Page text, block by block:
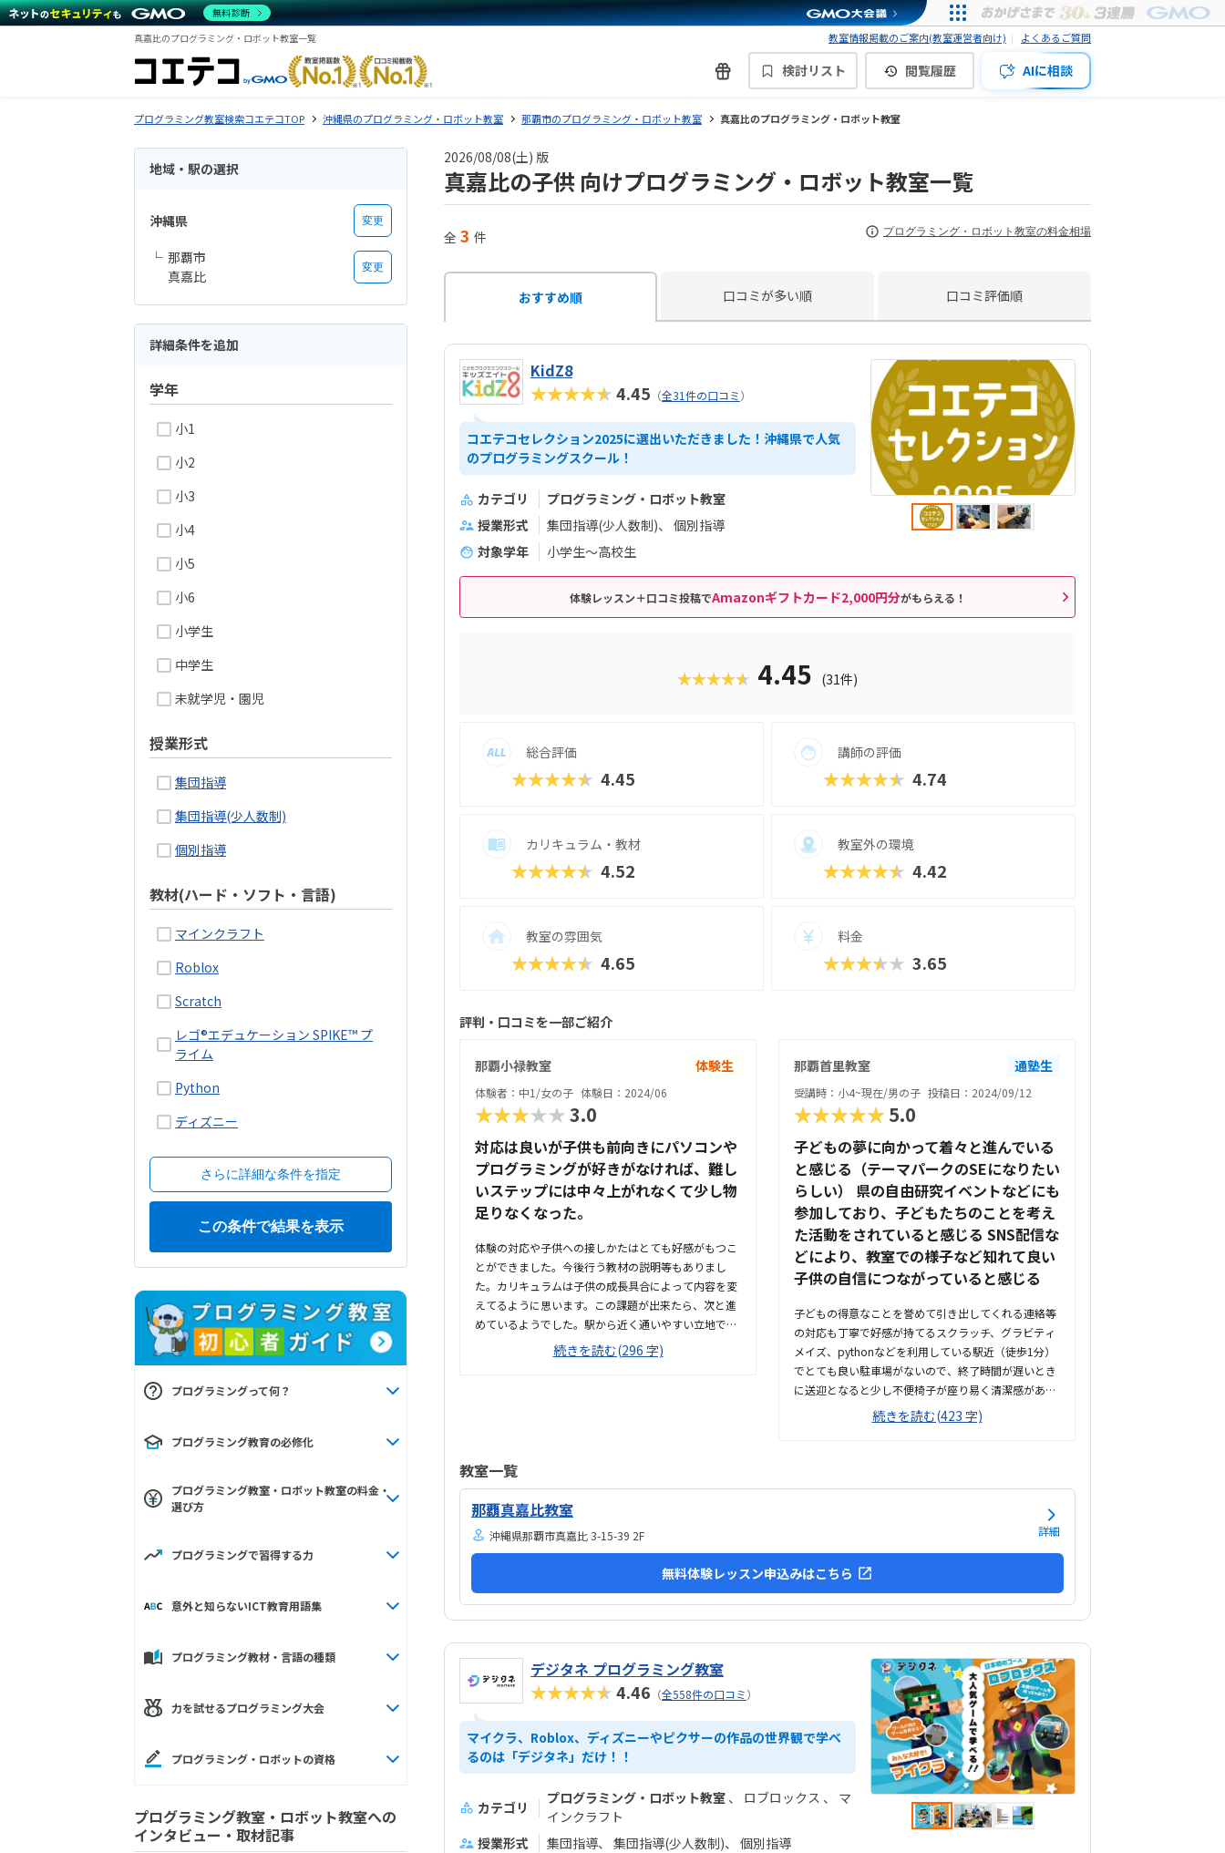
真嘉比のプログラミング・ロボット教室一覧 教室情報掲載のご案内(教室運営者向け) よくあるご質問
検討リスト 閲覧履歴 AIに相談
プログラミング教室検索コエテコTOP 沖縄県のプログラミング・ロボット教室 那覇市のプログラミング・ロボット教室 真嘉比のプログラミング・ロボット教室
地域・駅の選択
沖縄県 変更
那覇市
真嘉比
変更
詳細条件を追加
学年
小1
小2
小3
小4
小5
小6
小学生
中学生
未就学児・園児
授業形式
集団指導
集団指導(少人数制)
個別指導
教材(ハード・ソフト・言語)
マインクラフト
Roblox
Scratch
レゴ®エデュケーション SPIKE™ プ
ライム
Python
ディズニー
さらに詳細な条件を指定
プログラミングって何？
プログラミング教育の必修化
プログラミング教室・ロボット教室の料金・
選び方
プログラミングで習得する力
意外と知らないICT教育用語集
プログラミング教材・言語の種類
力を試せるプログラミング大会
プログラミング・ロボットの資格
プログラミング教室・ロボット教室への
インタビュー・取材記事
2026/08/08(土) 版
真嘉比の子供 向けプログラミング・ロボット教室一覧
全 3 件 プログラミング・ロボット教室の料金相場
おすすめ順 口コミが多い順 口コミ評価順
KidZ8
★★★★★4.45 （全31件の口コミ）
コエテコセレクション2025に選出いただきました！沖縄県で人気
のプログラミングスクール！
カテゴリ
プログラミング・ロボット教室
授業形式
集団指導(少人数制)
個別指導
対象学年
小学生～高校生
体験レッスン＋口コミ投稿でAmazonギフトカード2,000円分がもらえる！
★★★★★ 4.45 (31件)
総合評価
★★★★★ 4.45
講師の評価
★★★★★ 4.74
カリキュラム・教材
★★★★★ 4.52
教室外の環境
★★★★★ 4.42
教室の雰囲気
★★★★★ 4.65
料金
★★★★★ 3.65
評判・口コミを一部ご紹介
那覇小禄教室 体験生
体験者：中1/女の子 体験日：2024/06
★★★★★3.0
対応は良いが子供も前向きにパソコンや
プログラミングが好きがなければ、難し
いステップには中々上がれなくて少し物
足りなくなった。
体験の対応や子供への接しかたはとても好感がもつこ
とができました。今後行う教材の説明等もありまし
た。カリキュラムは子供の成長具合によって内容を変
えてるように思います。この課題が出来たら、次と進
めているようでした。駅から近く通いやすい立地でし
た。駐車場は少なく、1台のみなので停めやすくはな
いです。教室の雰囲気は設備も含めて整っており、清
とを深掘ってくれる
続きを読む(296 字)
那覇首里教室 通塾生
受講時：小4~現在/男の子 投稿日：2024/09/12
★★★★★5.0
子どもの夢に向かって着々と進んでいる
と感じる（テーマパークのSEになりたい
らしい） 県の自由研究イベントなどにも
参加しており、子どもたちのことを考え
た活動をされていると感じる SNS配信な
どにより、教室での様子など知れて良い
子供の自信につながっていると感じる
子どもの得意なことを誉めて引き出してくれる連絡等
の対応も丁寧で好感が持てるスクラッチ、グラビティ
メイズ、pythonなどを利用している駅近（徒歩1分）
でとても良い駐車場がないので、終了時間が遅いとき
に送迎となると少し不便椅子が座り易く清潔感がある
とのこと机は一人一人の区切りがあり、集中しやすそ
うな感じがするプログラミング教室は軒並み高い印象
が分かりやすく表示されるので良いLINE等での質問に
気が継続されるような工夫がされている子どもが、夏
ところは特にないが、料金体系の明確化が課題かと思
謝の割引シス...
続きを読む(423 字)
教室一覧
那覇真嘉比教室
沖縄県那覇市真嘉比 3-15-39 2F 詳細
無料体験レッスン申込みはこちら
デジタネ プログラミング教室
★★★★★4.46 （全558件の口コミ）
マイクラ、Roblox、ディズニーやピクサーの作品の世界観で学べ
るのは「デジタネ」だけ！！
カテゴリ
プログラミング・ロボット教室 ロブロックス
マ
インクラフト
授業形式
集団指導 集団指導(少人数制)
個別指導
無料診断